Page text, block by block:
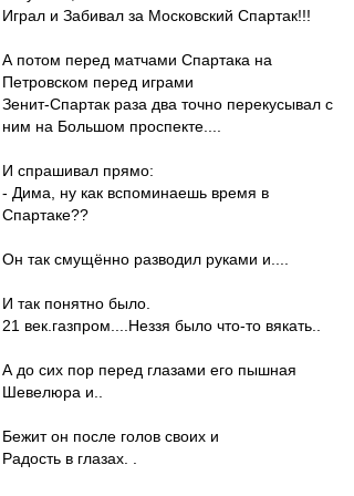
Играл и Забивал за Московский Спартак!!!
А потом перед матчами Спартака на
Петровском перед играми
Зенит-Спартак раза два точно перекусывал с
ним на Большом проспекте....
И спрашивал прямо:
- Дима, ну как вспоминаешь время в
Спартаке??
Он так смущённо разводил руками и....
И так понятно было.
21 век.газпром....Неззя было что-то вякать..
А до сих пор перед глазами его пышная
Шевелюра и..
Бежит он после голов своих и
Радость в глазах. .